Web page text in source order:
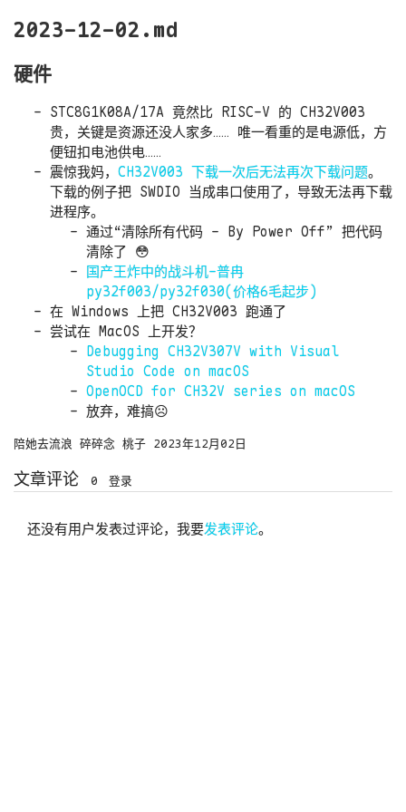
2023-12-02.md
硬件
STC8G1K08A/17A 竟然比 RISC-V 的 CH32V003
贵，关键是资源还没人家多…… 唯一看重的是电源低，方
便钮扣电池供电……
震惊我妈， CH32V003 下载一次后无法再次下载问题。
下载的例子把 SWDIO 当成串口使用了，导致无法再下载
进程序。
通过“清除所有代码 - By Power Off” 把代码
清除了 😳
国产王炸中的战斗机-普冉
py32f003/py32f030(价格6毛起步)
在 Windows 上把 CH32V003 跑通了
尝试在 MacOS 上开发？
Debugging CH32V307V with Visual
Studio Code on macOS
OpenOCD for CH32V series on macOS
放弃，难搞☹️
陪她去流浪 碎碎念 桃子 2023年12月02日
文章评论 0 登录
还没有用户发表过评论，我要发表评论。